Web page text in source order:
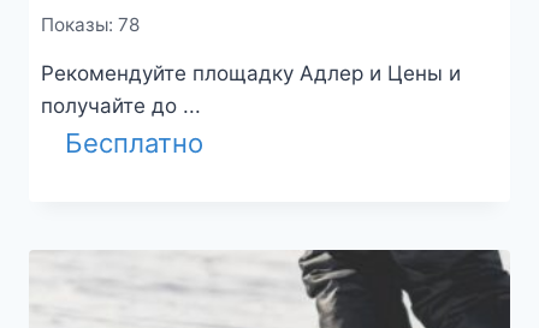
Показы: 78
Рекомендуйте площадку Адлер и Цены и
получайте до ...
Бесплатно